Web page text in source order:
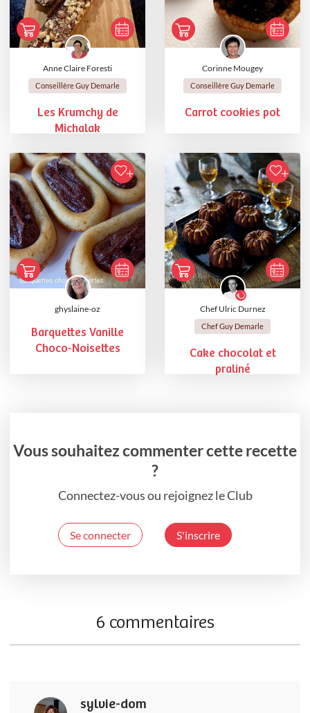
Anne Claire Foresti
Conseillère Guy Demarle
Les Krumchy de
Michalak
Corinne Mougey
Conseillère Guy Demarle
Carrot cookies pot
ghyslaine-oz
Barquettes Vanille
Choco-Noisettes
Chef Ulric Durnez
Chef Guy Demarle
Cake chocolat et
praliné
Vous souhaitez commenter cette recette
?
Connectez-vous ou rejoignez le Club
Se connecter S'inscrire
6 commentaires
sylvie-dom